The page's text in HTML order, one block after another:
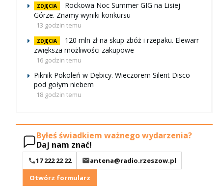
ZDJĘCIA
Rockowa Noc Summer GIG na Lisiej
Górze. Znamy wyniki konkursu
13 godzin temu
ZDJĘCIA
120 mln zł na skup zbóż i rzepaku. Elewarr
zwiększa możliwości zakupowe
16 godzin temu
Piknik Pokoleń w Dębicy. Wieczorem Silent Disco
pod gołym niebem
18 godzin temu
Byłeś świadkiem ważnego wydarzenia?
Daj nam znać!
17 222 22 22
antena@radio.rzeszow.pl
Otwórz formularz